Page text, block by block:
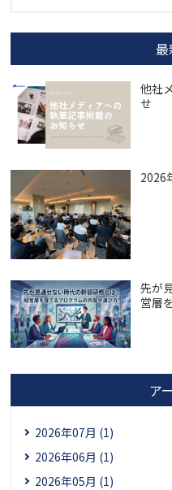
他社
せ
2026
先が
営層
ア
2026年07月 (1)
2026年06月 (1)
2026年05月 (1)